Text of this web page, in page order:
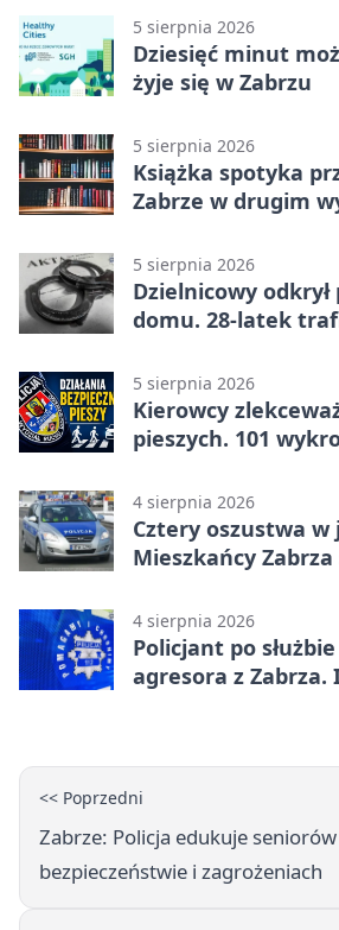
5 sierpnia 2026
Dziesięć minut
żyje się w Zabrzu
5 sierpnia 2026
Książka spotyka
Zabrze w drugim
5 sierpnia 2026
Dzielnicowy
domu. 28-latek
5 sierpnia 2026
Kierowcy
pieszych. 101
4 sierpnia 2026
Cztery oszustwa w
Mieszkańcy
4 sierpnia 2026
Policjant po
agresora z
<< Poprzedni
Zabrze: Policja edukuje
bezpieczeństwie i zagrożeniach